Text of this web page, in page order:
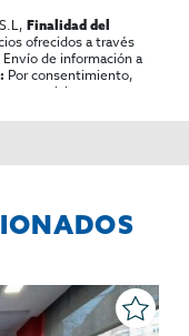
Finalidad del
ofrecidos a través
de información a
Por consentimiento,
para elaborar
de los